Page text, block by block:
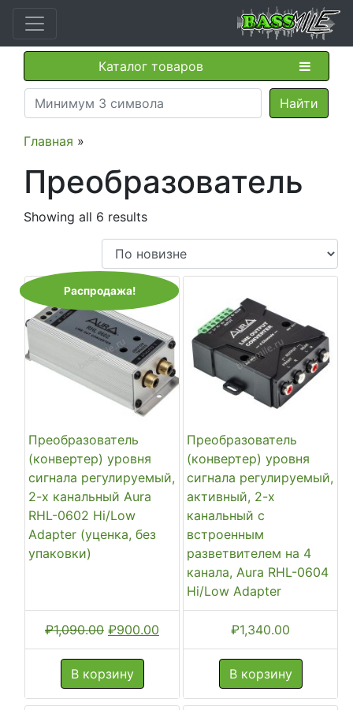
Каталог товаров
Главная »
Преобразователь
Showing all 6 results
Распродажа!
Преобразователь
(конвертер) уровня
сигнала регулируемый,
2-х канальный Aura
RHL-0602 Hi/Low
Adapter (уценка, без
упаковки)
₽1,090.00 Первоначальная
цена
составляла
₽1,090.00.
₽900.00
цена:
В корзину
Преобразователь
(конвертер) уровня
сигнала регулируемый,
активный, 2-х
канальный с
встроенным
разветвителем на 4
канала, Aura RHL-0604
Hi/Low Adapter
₽1,340.00
В корзину